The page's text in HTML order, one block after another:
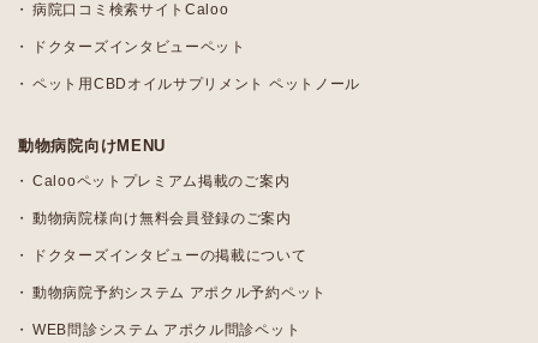
病院口コミ検索サイトCaloo
ドクターズインタビューペット
ペット用CBDオイルサプリメント ペットノール
動物病院向けMENU
Calooペットプレミアム掲載のご案内
動物病院様向け無料会員登録のご案内
ドクターズインタビューの掲載について
動物病院予約システム アポクル予約ペット
WEB問診システム アポクル問診ペット